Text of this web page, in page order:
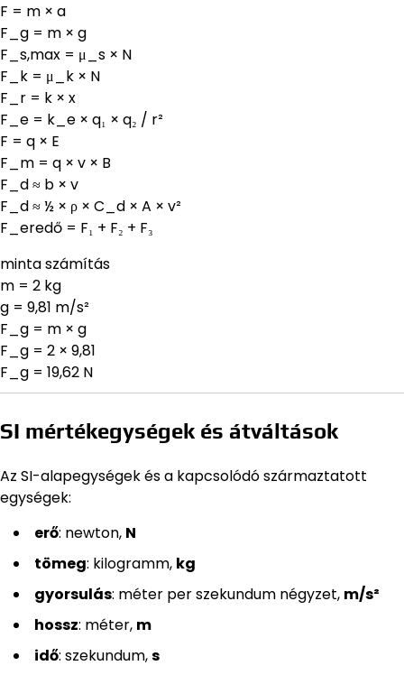
F = m × a
F_g = m × g
F_s,max = μ_s × N
F_k = μ_k × N
F_r = k × x
F_e = k_e × q₁ × q₂ / r²
F = q × E
F_m = q × v × B
F_d ≈ b × v
F_d ≈ ½ × ρ × C_d × A × v²
F_eredő = F₁ + F₂ + F₃
minta számítás
m = 2 kg
g = 9,81 m/s²
F_g = m × g
F_g = 2 × 9,81
F_g = 19,62 N
SI mértékegységek és átváltások
Az SI-alapegységek és a kapcsolódó származtatott
egységek:
erő: newton, N
tömeg: kilogramm, kg
gyorsulás: méter per szekundum négyzet, m/s²
hossz: méter, m
idő: szekundum,s